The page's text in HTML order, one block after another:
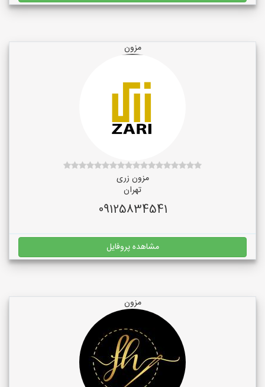
مزون
مزون زری
تهران
09125834541
مشاهده پروفایل
مزون